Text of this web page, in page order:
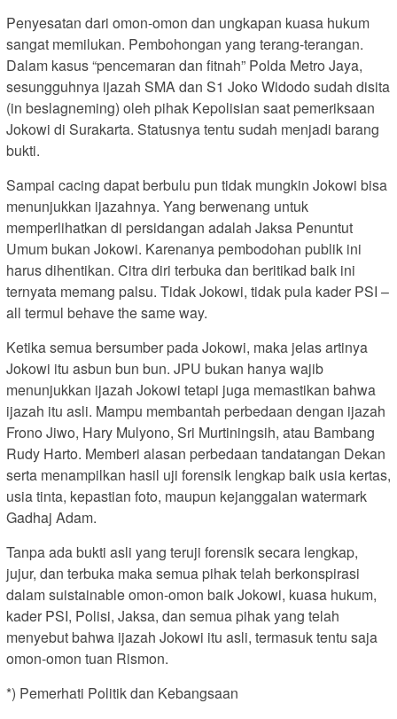
Penyesatan dari omon-omon dan ungkapan kuasa hukum
sangat memilukan. Pembohongan yang terang-terangan.
Dalam kasus “pencemaran dan fitnah” Polda Metro Jaya,
sesungguhnya ijazah SMA dan S1 Joko Widodo sudah disita
(in beslagneming) oleh pihak Kepolisian saat pemeriksaan
Jokowi di Surakarta. Statusnya tentu sudah menjadi barang
bukti.
Sampai cacing dapat berbulu pun tidak mungkin Jokowi bisa
menunjukkan ijazahnya. Yang berwenang untuk
memperlihatkan di persidangan adalah Jaksa Penuntut
Umum bukan Jokowi. Karenanya pembodohan publik ini
harus dihentikan. Citra diri terbuka dan beritikad baik ini
ternyata memang palsu. Tidak Jokowi, tidak pula kader PSI –
all termul behave the same way.
Ketika semua bersumber pada Jokowi, maka jelas artinya
Jokowi itu asbun bun bun. JPU bukan hanya wajib
menunjukkan ijazah Jokowi tetapi juga memastikan bahwa
ijazah itu asli. Mampu membantah perbedaan dengan ijazah
Frono Jiwo, Hary Mulyono, Sri Murtiningsih, atau Bambang
Rudy Harto. Memberi alasan perbedaan tandatangan Dekan
serta menampilkan hasil uji forensik lengkap baik usia kertas,
usia tinta, kepastian foto, maupun kejanggalan watermark
Gadhaj Adam.
Tanpa ada bukti asli yang teruji forensik secara lengkap,
jujur, dan terbuka maka semua pihak telah berkonspirasi
dalam suistainable omon-omon baik Jokowi, kuasa hukum,
kader PSI, Polisi, Jaksa, dan semua pihak yang telah
menyebut bahwa ijazah Jokowi itu asli, termasuk tentu saja
omon-omon tuan Rismon.
*) Pemerhati Politik dan Kebangsaan